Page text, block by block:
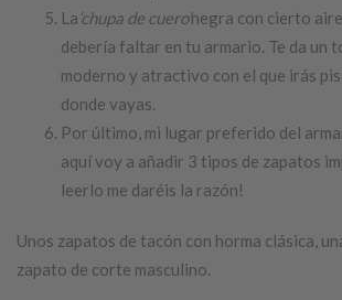
La ‘chupa de cuero’negra con cierto
debería faltar en tu armario. Te da un
moderno y atractivo con el que irás
donde vayas.
Por último, mi lugar preferido del
aquí voy a añadir 3 tipos de zapatos
leerlo me daréis la razón!
Unos zapatos de tacón con horma clásica,
zapato de corte masculino.